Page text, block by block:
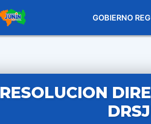
GOBIERNO
RESOLUCION